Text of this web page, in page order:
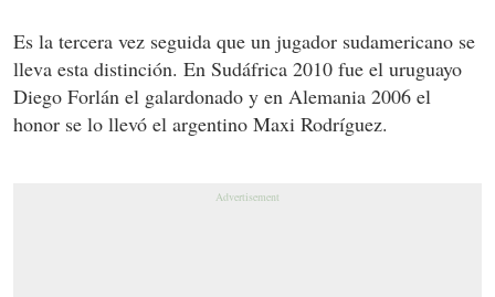
Es la tercera vez seguida que un jugador sudamericano se
lleva esta distinción. En Sudáfrica 2010 fue el uruguayo
Diego Forlán el galardonado y en Alemania 2006 el
honor se lo llevó el argentino Maxi Rodríguez.